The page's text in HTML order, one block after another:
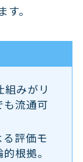
。
みがリ
も流通可
評価モ
根拠。